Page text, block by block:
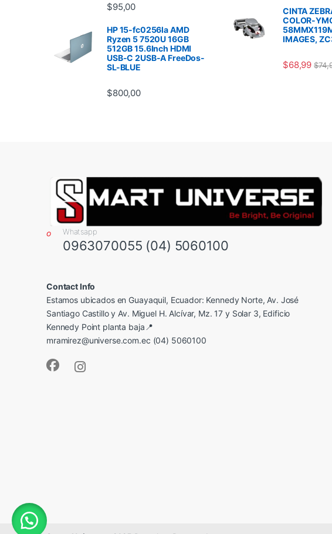
$95,00
HP 15-fc0256la AMD
Ryzen 5 7520U 16GB
512GB 15.6Inch HDMI
USB-C 2USB-A FreeDos-
SL-BLUE
$800,00
CINTA
COLOR-
IMAGES,
$68,99 $
Whatsapp
0963070055 (04) 5060100
Contact Info
Estamos ubicados en Guayaquil, Ecuador: Kennedy Norte, Av. José
Santiago Castillo y Av. Miguel H. Alcívar, Mz. 17 y Solar 3, Edificio
Kennedy Point planta baja📍
mramirez@universe.com.ec (04) 5060100